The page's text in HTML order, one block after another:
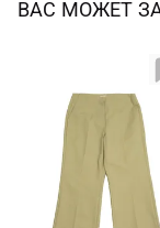
ВАС МОЖЕТ